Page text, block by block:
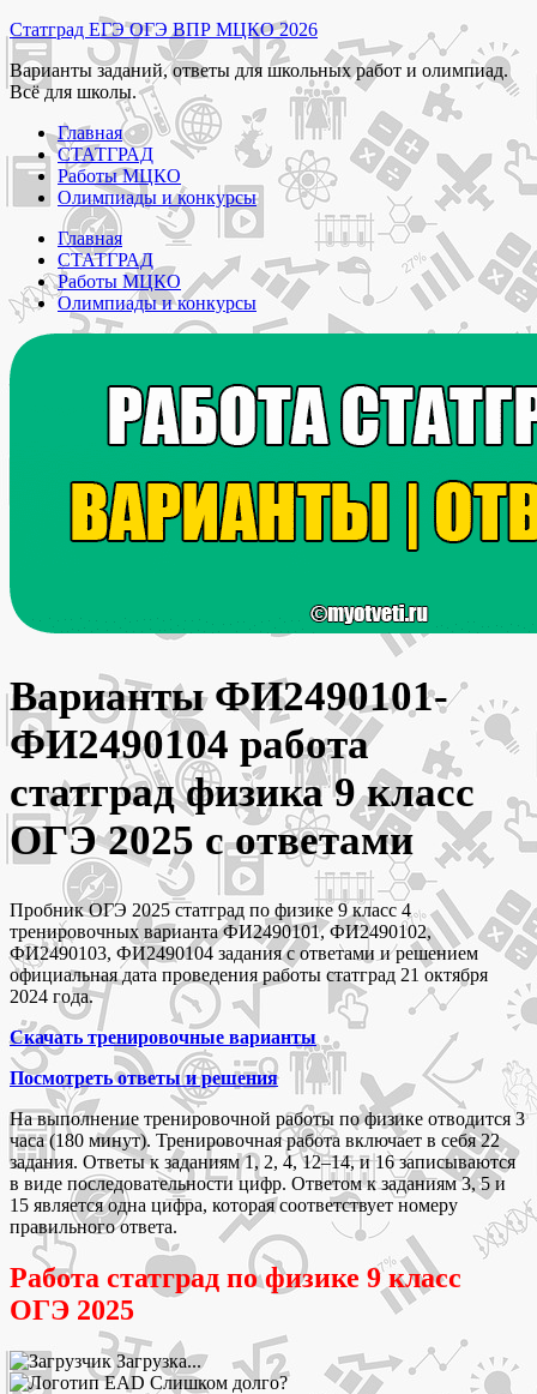
Перейти
к
содержимому
Статград ЕГЭ ОГЭ ВПР МЦКО 2026
Варианты заданий, ответы для школьных работ и олимпиад.
Всё для школы.
Главная
СТАТГРАД
Работы МЦКО
Олимпиады и конкурсы
Главная
СТАТГРАД
Работы МЦКО
Олимпиады и конкурсы
Варианты ФИ2490101-
ФИ2490104 работа
статград физика 9 класс
ОГЭ 2025 с ответами
Пробник ОГЭ 2025 статград по физике 9 класс 4
тренировочных варианта ФИ2490101, ФИ2490102,
ФИ2490103, ФИ2490104 задания с ответами и решением
официальная дата проведения работы статград 21 октября
2024 года.
Скачать тренировочные варианты
Посмотреть ответы и решения
На выполнение тренировочной работы по физике отводится 3
часа (180 минут). Тренировочная работа включает в себя 22
задания. Ответы к заданиям 1, 2, 4, 12–14, и 16 записываются
в виде последовательности цифр. Ответом к заданиям 3, 5 и
15 является одна цифра, которая соответствует номеру
правильного ответа.
Работа статград по физике 9 класс
ОГЭ 2025
Загрузка...
Слишком долго?